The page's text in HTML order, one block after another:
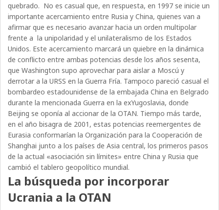
quebrado. No es casual que, en respuesta, en 1997 se inicie un
importante acercamiento entre Rusia y China, quienes van a
afirmar que es necesario avanzar hacia un orden multipolar
frente a la unipolaridad y el unilateralismo de los Estados
Unidos. Este acercamiento marcará un quiebre en la dinámica
de conflicto entre ambas potencias desde los años sesenta,
que Washington supo aprovechar para aislar a Moscú y
derrotar a la URSS en la Guerra Fría. Tampoco pareció casual el
bombardeo estadounidense de la embajada China en Belgrado
durante la mencionada Guerra en la exYugoslavia, donde
Beijing se oponía al accionar de la OTAN. Tiempo más tarde,
en el año bisagra de 2001, estas potencias reemergentes de
Eurasia conformarían la Organización para la Cooperación de
Shanghai junto a los países de Asia central, los primeros pasos
de la actual «asociación sin límites» entre China y Rusia que
cambió el tablero geopolítico mundial.
La búsqueda por incorporar
Ucrania a la OTAN